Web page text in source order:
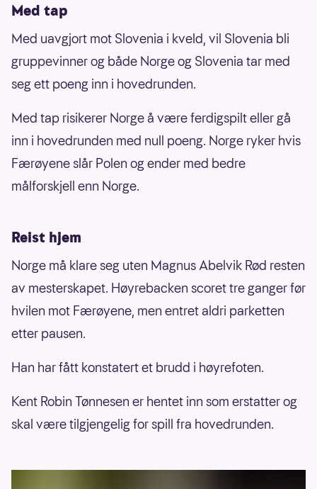
Med tap
Med uavgjort mot Slovenia i kveld, vil Slovenia bli
gruppevinner og både Norge og Slovenia tar med
seg ett poeng inn i hovedrunden.
Med tap risikerer Norge å være ferdigspilt eller gå
inn i hovedrunden med null poeng. Norge ryker hvis
Færøyene slår Polen og ender med bedre
målforskjell enn Norge.
Reist hjem
Norge må klare seg uten Magnus Abelvik Rød resten
av mesterskapet. Høyrebacken scoret tre ganger før
hvilen mot Færøyene, men entret aldri parketten
etter pausen.
Han har fått konstatert et brudd i høyrefoten.
Kent Robin Tønnesen er hentet inn som erstatter og
skal være tilgjengelig for spill fra hovedrunden.